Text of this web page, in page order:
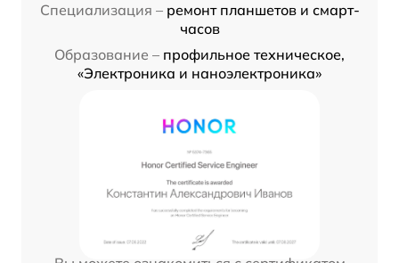
Специализация – ремонт планшетов и смарт-
часов
Образование – профильное техническое,
«Электроника и наноэлектроника»